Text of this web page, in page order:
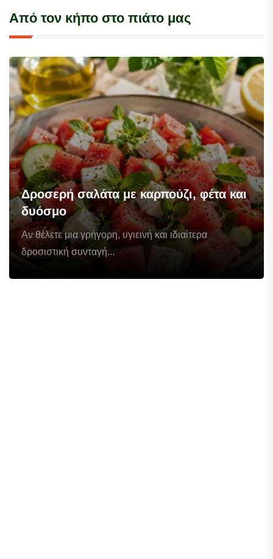
Από τον κήπο στο πιάτο μας
Δροσερή σαλάτα με καρπούζι, φέτα και
δυόσμο
Αν θέλετε μια γρήγορη, υγιεινή και ιδιαίτερα
δροσιστική συνταγή...